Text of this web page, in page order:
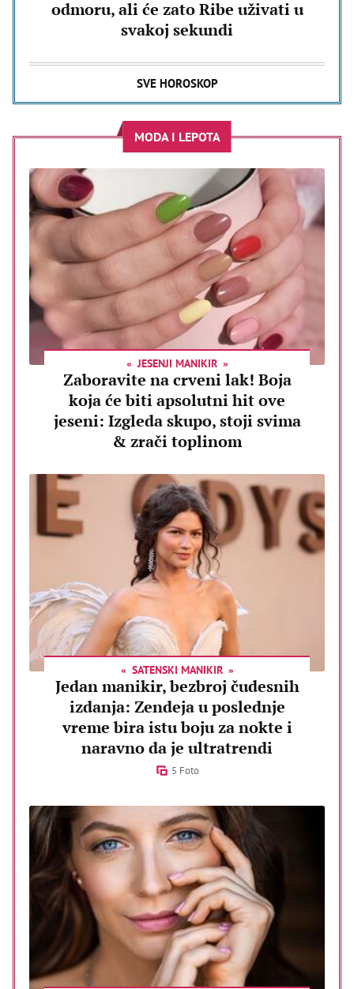
odmoru, ali će zato Ribe uživati u
svakoj sekundi
SVE HOROSKOP
MODA I LEPOTA
JESENJI MANIKIR
Zaboravite na crveni lak! Boja
koja će biti apsolutni hit ove
jeseni: Izgleda skupo, stoji svima
& zrači toplinom
SATENSKI MANIKIR
Jedan manikir, bezbroj čudesnih
izdanja: Zendeja u poslednje
vreme bira istu boju za nokte i
naravno da je ultratrendi
5 Foto